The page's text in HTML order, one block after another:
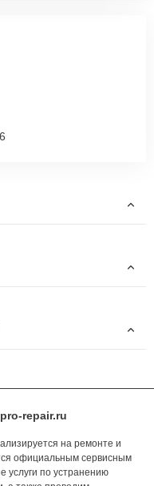
repair.ru
на ремонте и
официальным сервисным
услуги по устранению